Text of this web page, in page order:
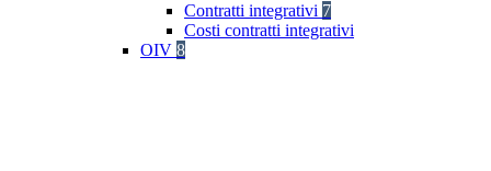
Contratti integrativi 7
Costi contratti integrativi
OIV 8